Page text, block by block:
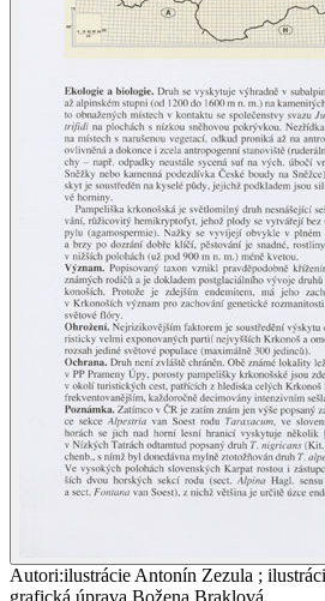
Autori:ilustrácie Antonín Zezula ;
grafická úprava Božena Braklová